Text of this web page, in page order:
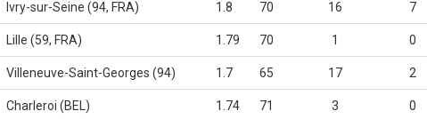
Ivry-sur-Seine (94, FRA) 1.8 70 16 7
Lille (59, FRA) 1.79 70 1 0
Villeneuve-Saint-Georges (94) 1.7 65 17 2
Charleroi (BEL) 1.74 71 3 0